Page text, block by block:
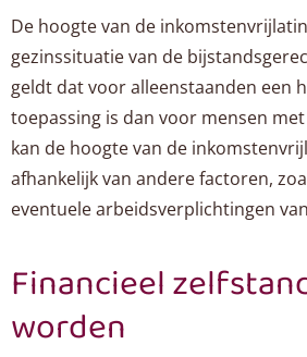
De hoogte van de
gezinssituatie van de
geldt dat voor alleenstaanden een
toepassing is dan voor mensen
kan de hoogte van de
afhankelijk van andere factoren,
eventuele arbeidsverplichtingen
Financieel
worden